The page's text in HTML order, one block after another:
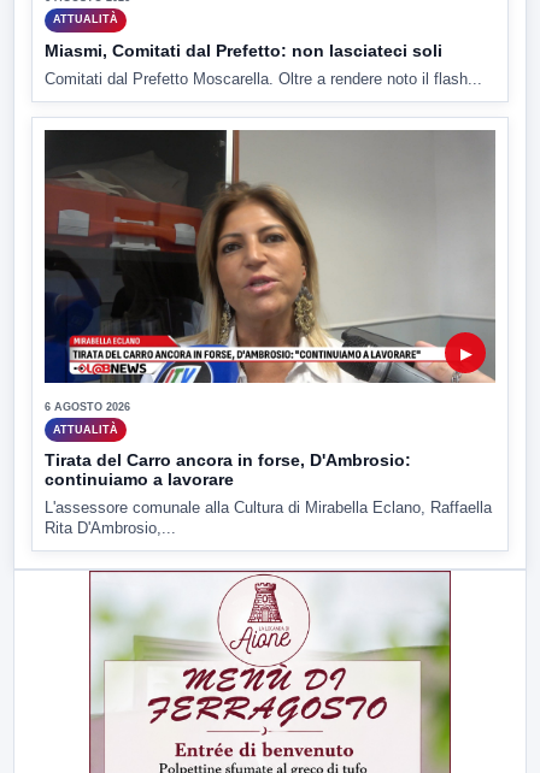
ATTUALITÀ
Miasmi, Comitati dal Prefetto: non lasciateci soli
Comitati dal Prefetto Moscarella. Oltre a rendere noto il flash...
▶
6 AGOSTO 2026
ATTUALITÀ
Tirata del Carro ancora in forse, D'Ambrosio:
continuiamo a lavorare
L'assessore comunale alla Cultura di Mirabella Eclano, Raffaella
Rita D'Ambrosio,...